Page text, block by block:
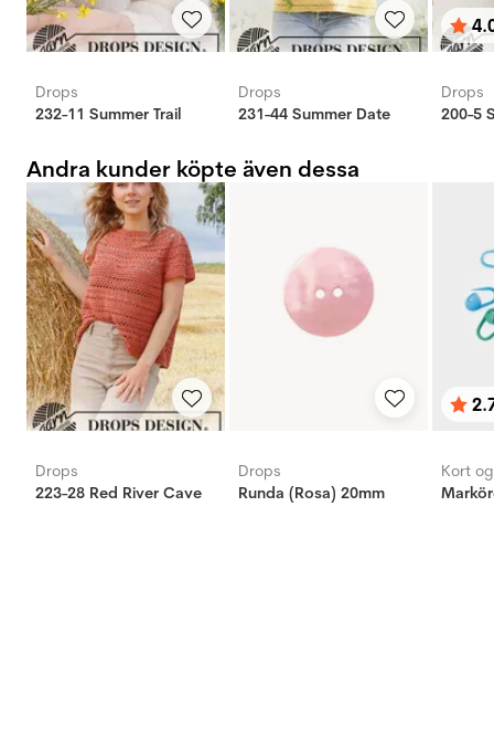
Drops
232-11 Summer Trail
Drops
231-44 Summer Date
utav
Drops
Andra kunder köpte även dessa
Drops
223-28 Red River Cave
Drops
Runda (Rosa) 20mm
utav
Kort